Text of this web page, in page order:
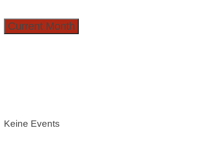
Current Month
Keine Events